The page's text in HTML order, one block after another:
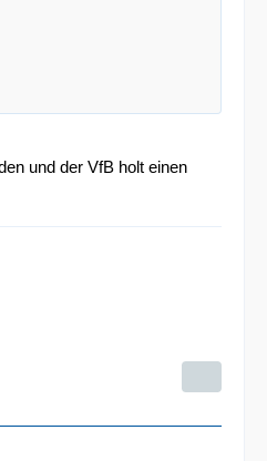
und der VfB holt einen